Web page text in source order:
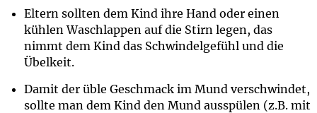
Eltern sollten dem Kind ihre Hand oder einen
kühlen Waschlappen auf die Stirn legen, das
nimmt dem Kind das Schwindelgefühl und die
Übelkeit.
Damit der üble Geschmack im Mund verschwindet,
sollte man dem Kind den Mund ausspülen (z.B. mit